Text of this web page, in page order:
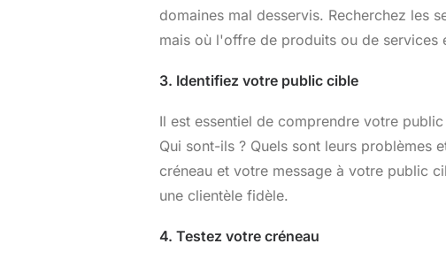
domaines mal desservis. Recherchez les
mais où l'offre de produits ou de services
3. Identifiez votre public cible
Il est essentiel de comprendre votre
Qui sont-ils ? Quels sont leurs problèmes
créneau et votre message à votre public
une clientèle fidèle.
4. Testez votre créneau